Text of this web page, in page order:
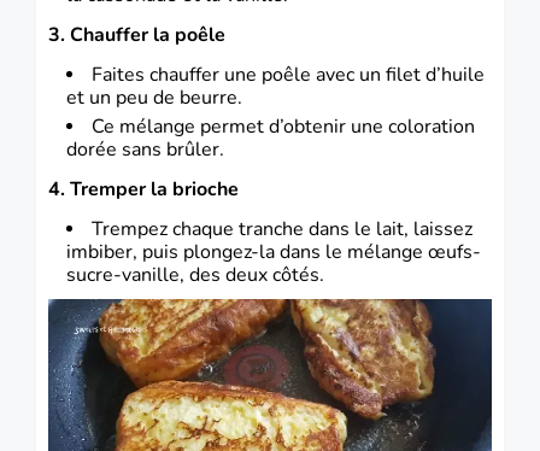
3. Chauffer la poêle
Faites chauffer une poêle avec un filet d’huile
et un peu de beurre.
Ce mélange permet d’obtenir une coloration
dorée sans brûler.
4. Tremper la brioche
Trempez chaque tranche dans le lait, laissez
imbiber, puis plongez-la dans le mélange œufs-
sucre-vanille, des deux côtés.